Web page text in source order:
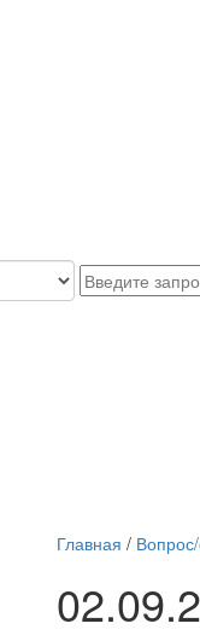
Главная /